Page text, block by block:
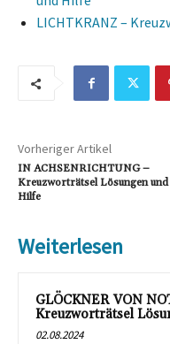
LICHTKRANZ –
Vorheriger Artikel
IN ACHSENRICHTUNG –
Kreuzworträtsel Lösungen und
Hilfe
Weiterlesen
GLÖCKNER VON
Kreuzworträtsel
02.08.2024